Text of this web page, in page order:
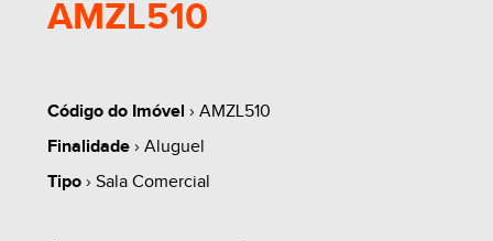
AMZL510
Código do Imóvel › AMZL510
Finalidade› Aluguel
Tipo› Sala Comercial